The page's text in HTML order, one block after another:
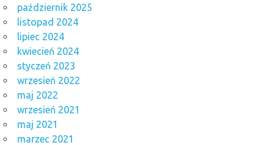
październik 2025
listopad 2024
lipiec 2024
kwiecień 2024
styczeń 2023
wrzesień 2022
maj 2022
wrzesień 2021
maj 2021
marzec 2021